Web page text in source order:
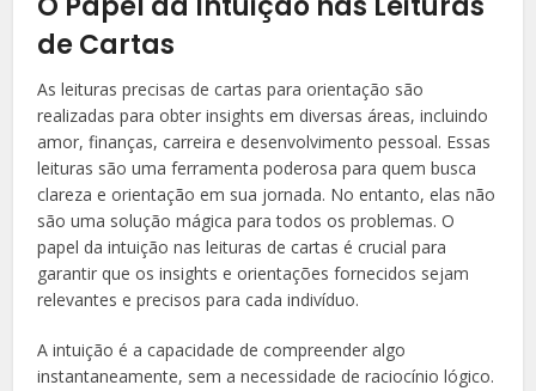
de Cartas
As leituras precisas de cartas para orientação são
realizadas para obter insights em diversas áreas, incluindo
amor, finanças, carreira e desenvolvimento pessoal. Essas
leituras são uma ferramenta poderosa para quem busca
clareza e orientação em sua jornada. No entanto, elas não
são uma solução mágica para todos os problemas. O
papel da intuição nas leituras de cartas é crucial para
garantir que os insights e orientações fornecidos sejam
relevantes e precisos para cada indivíduo.
A intuição é a capacidade de compreender algo
instantaneamente, sem a necessidade de raciocínio lógico.